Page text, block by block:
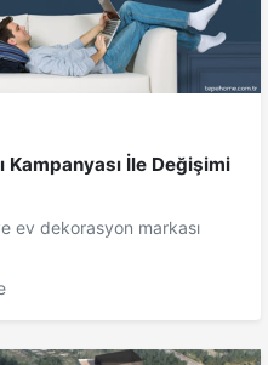
Kampanyası İle Değişimi
ev dekorasyon markası